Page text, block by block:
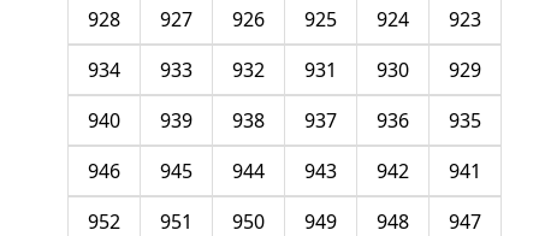
923
924
925
926
927
928
929
930
931
932
933
934
935
936
937
938
939
940
941
942
943
944
945
946
947
948
949
950
951
952